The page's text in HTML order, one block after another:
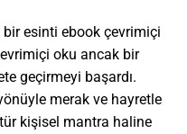
esinti ebook çevrimiçi
oku ancak bir
geçirmeyi başardı.
merak ve hayretle
kişisel mantra haline